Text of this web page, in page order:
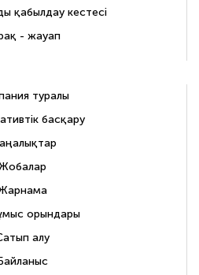
қабылдау кестесі
- жауап
туралы
басқару
орындары
алу